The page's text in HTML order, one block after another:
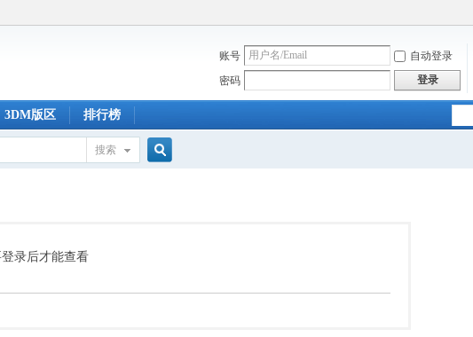
账号 自动登录
密码
登录
3DM版区 排行榜
搜索
录后才能查看